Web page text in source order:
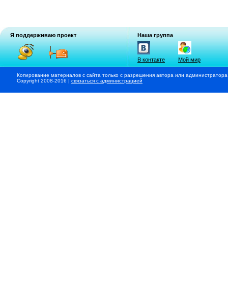
Я поддерживаю проект Наша группа
В контакте Мой мир
Копирование материалов с сайта только с разрешения автора или
Copyright 2008-2016 | связаться с администрацией